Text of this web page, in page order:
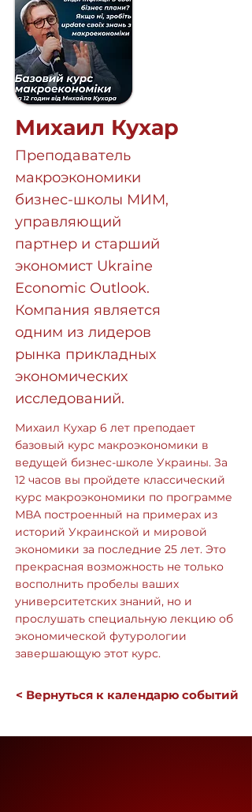
Михаил Кухар
Преподаватель
макроэкономики
бизнес-школы МИМ,
управляющий
партнер и старший
экономист Ukraine
Economic Outlook.
Компания является
одним из лидеров
рынка прикладных
экономических
исследований.
Михаил Кухар 6 лет преподает
базовый курс макроэкономики в
ведущей бизнес-школе Украины. За
12 часов вы пройдете классический
курс макроэкономики по программе
МВА построенный на примерах из
историй Украинской и мировой
экономики за последние 25 лет. Это
прекрасная возможность не только
восполнить пробелы ваших
университетских знаний, но и
прослушать специальную лекцию об
экономической футурологии
завершающую этот курс.
< Вернуться к календарю событий